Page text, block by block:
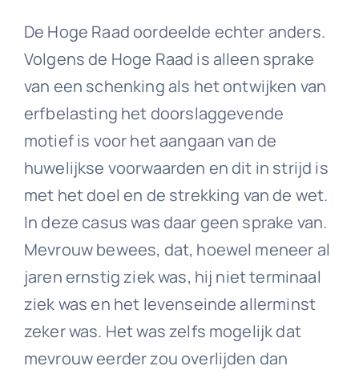
De Hoge Raad oordeelde echter anders.
Volgens de Hoge Raad is alleen sprake
van een schenking als het ontwijken van
erfbelasting het doorslaggevende
motief is voor het aangaan van de
huwelijkse voorwaarden en dit in strijd is
met het doel en de strekking van de wet.
In deze casus was daar geen sprake van.
Mevrouw bewees, dat, hoewel meneer al
jaren ernstig ziek was, hij niet terminaal
ziek was en het levenseinde allerminst
zeker was. Het was zelfs mogelijk dat
mevrouw eerder zou overlijden dan